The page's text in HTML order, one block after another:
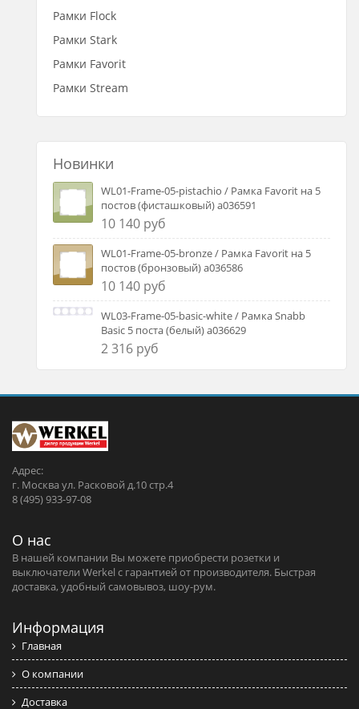
Рамки Flock
Рамки Stark
Рамки Favorit
Рамки Stream
Новинки
WL01-Frame-05-pistachio / Рамка Favorit на 5
постов (фисташковый) a036591
10 140 руб
WL01-Frame-05-bronze / Рамка Favorit на 5
постов (бронзовый) a036586
10 140 руб
WL03-Frame-05-basic-white / Рамка Snabb
Basic 5 поста (белый) a036629
2 316 руб
Адрес:
г. Москва ул. Расковой д.10 стр.4
8 (495) 933-97-08
О нас
В нашей компании Вы можете приобрести розетки и
выключатели Werkel c гарантией от производителя. Быстрая
доставка, удобный самовывоз, шоу-рум.
Информация
Главная
О компании
Доставка